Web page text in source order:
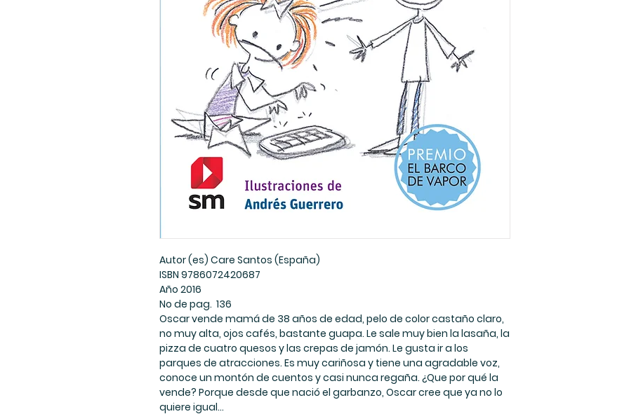
Autor (es) Care Santos (España)
ISBN 9786072420687
Año 2016
No de pag. 136
Oscar vende mamá de 38 años de edad, pelo de color castaño claro,
no muy alta, ojos cafés, bastante guapa. Le sale muy bien la lasaña, la
pizza de cuatro quesos y las crepas de jamón. Le gusta ir a los
parques de atracciones. Es muy cariñosa y tiene una agradable voz,
conoce un montón de cuentos y casi nunca regaña. ¿Que por qué la
vende? Porque desde que nació el garbanzo, Oscar cree que ya no lo
quiere igual...